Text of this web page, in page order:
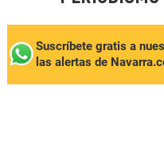
Suscríbete gratis a
las alertas de